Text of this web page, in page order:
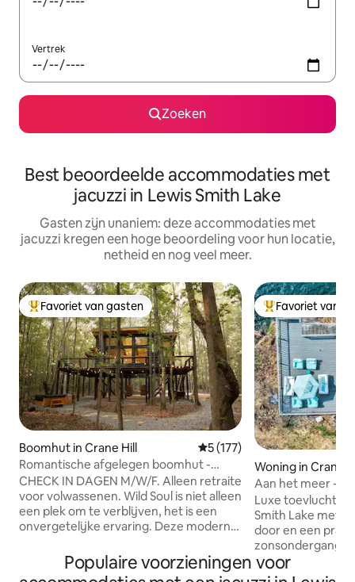
Vertrek
Zoeken
Best beoordeelde accommodaties met
jacuzzi in Lewis Smith Lake
Gasten zijn unaniem: deze accommodaties met
jacuzzi kregen een hoge beoordeling voor hun locatie,
netheid en nog veel meer.
Topfavoriet van gasten
Favoriet van gasten
Boomhut in Crane Hill Gemiddelde beoordeling
5 (177)
Romantische afgelegen boomhut -
bubbelbad - meer
CHECK IN DAGEN M/W/F. Alleen retraite
voor volwassenen. Wild Soul is niet alleen
een plek om te verblijven, het is een
onvergetelijke ervaring. Deze moderne
comfort, een volledig uitgeruste
keuken, een houten bubbelbad en een
Topfavoriet van
Favoriet van
Woning in Crane
Aan het meer -
Buitendouche -
Luxe
Smith Lake met
door en een
zonsondergang.
2-
designinterieur
Populaire voorzieningen voor